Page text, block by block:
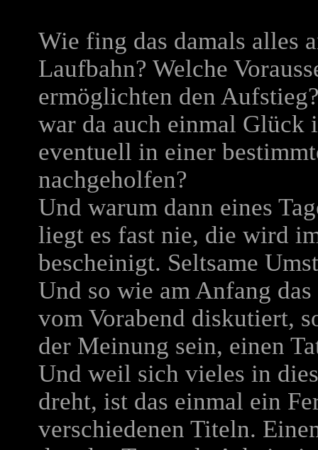
Wie fing das damals alles
Laufbahn? Welche
ermöglichten den
war da auch einmal Glück
eventuell in einer
nachgeholfen?
Und warum dann eines
liegt es fast nie, die wird
bescheinigt. Seltsame
Und so wie am Anfang
vom Vorabend diskutiert,
der Meinung sein, einen
Und weil sich vieles in
dreht, ist das einmal ein
verschiedenen Titeln.